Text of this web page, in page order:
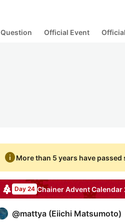
Question Official Event
infoMore than 5 years have passed
Day 24 ChainerAdvent Calendar
@mattya (Eiichi Matsumoto)